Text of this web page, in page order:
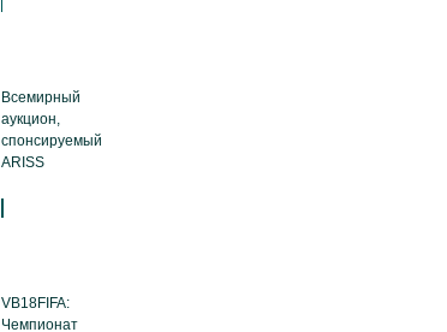
Всемирный
аукцион,
спонсируемый
ARISS
VB18FIFA:
Чемпионат